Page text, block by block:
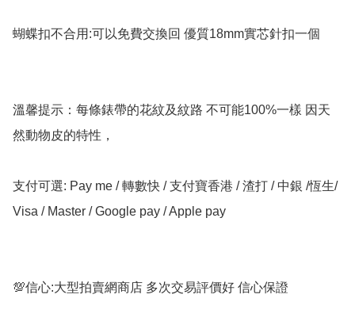
蝴蝶扣不合用:可以免費交換回 優質18mm實芯針扣一個
溫馨提示：每條錶帶的花紋及紋路 不可能100%一樣 因天
然動物皮的特性，
支付可選: Pay me / 轉數快 / 支付寶香港 / 渣打 / 中銀 /恆生/
Visa / Master / Google pay / Apple pay
💯信心:大型拍賣網商店 多次交易評價好 信心保證